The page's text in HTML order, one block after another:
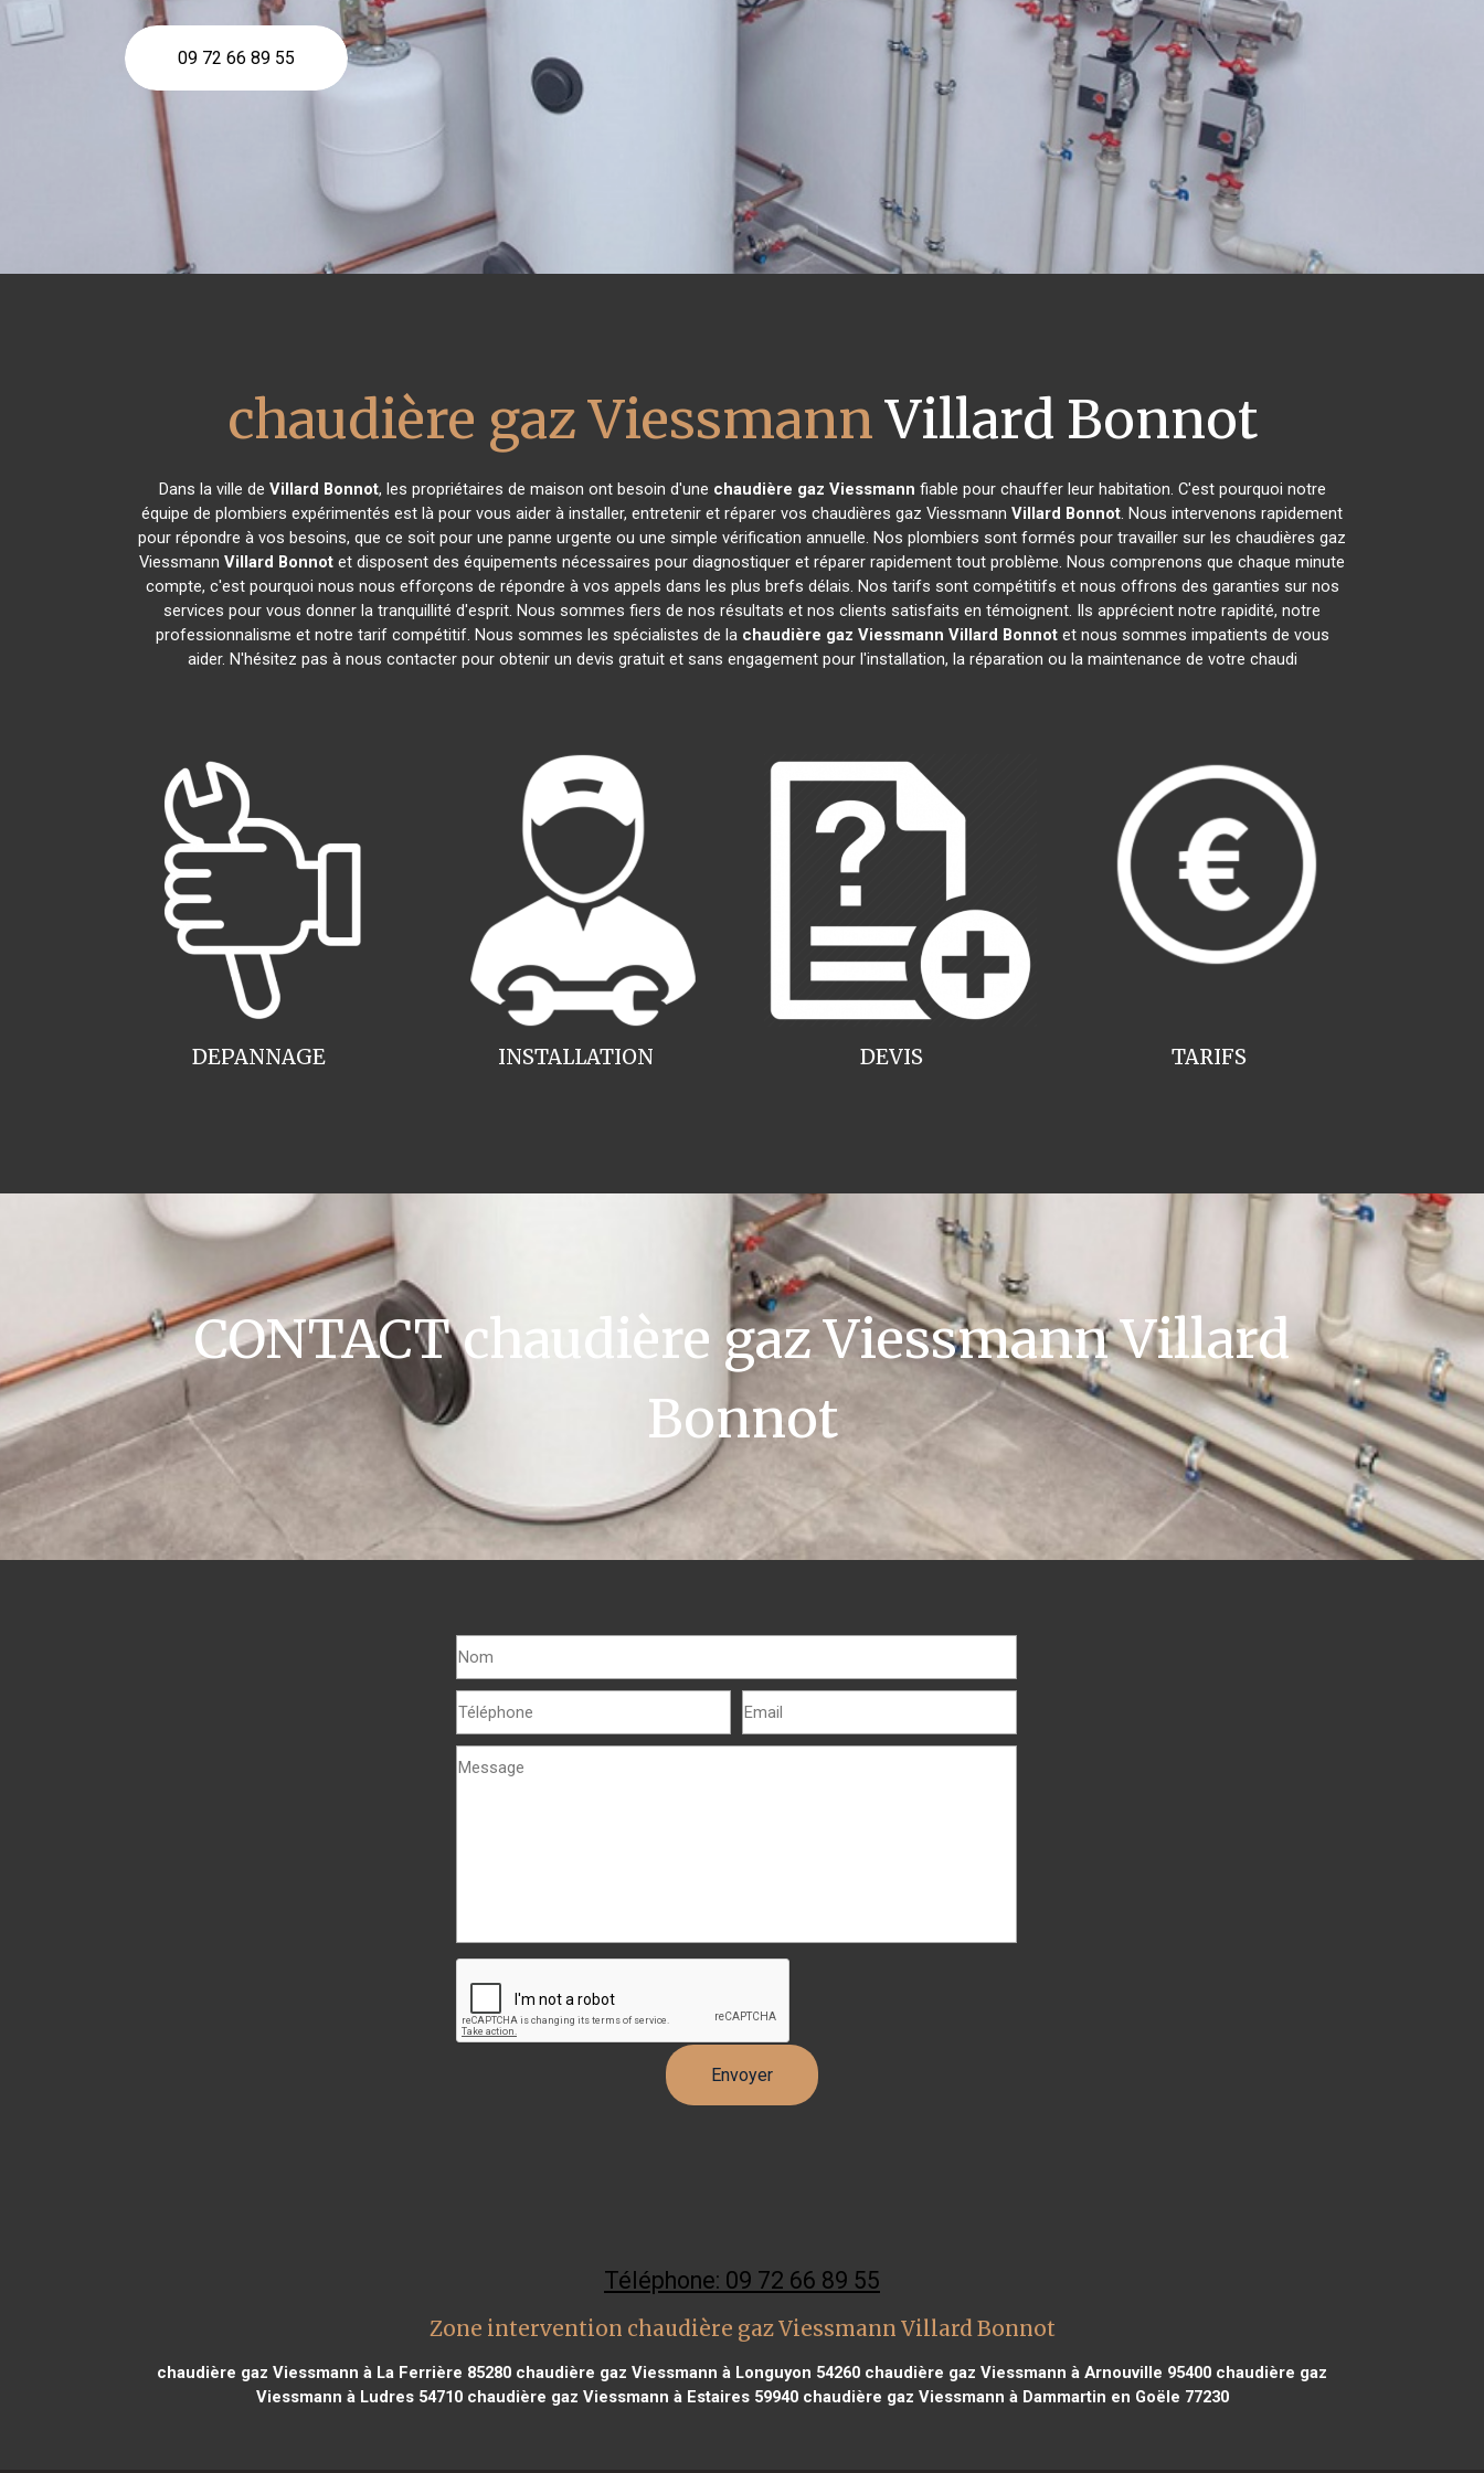
09 72 66 89 55
chaudière gaz ViessmannVillard Bonnot
Dans la ville de Villard Bonnot, les propriétaires de maison ont besoin d'une chaudière gaz Viessmann fiable pour chauffer leur habitation. C'est pourquoi notre
équipe de plombiers expérimentés est là pour vous aider à installer, entretenir et réparer vos chaudières gaz Viessmann Villard Bonnot. Nous intervenons rapidement
pour répondre à vos besoins, que ce soit pour une panne urgente ou une simple vérification annuelle. Nos plombiers sont formés pour travailler sur les chaudières gaz
Viessmann Villard Bonnot et disposent des équipements nécessaires pour diagnostiquer et réparer rapidement tout problème. Nous comprenons que chaque minute
compte, c'est pourquoi nous nous efforçons de répondre à vos appels dans les plus brefs délais. Nos tarifs sont compétitifs et nous offrons des garanties sur nos
services pour vous donner la tranquillité d'esprit. Nous sommes fiers de nos résultats et nos clients satisfaits en témoignent. Ils apprécient notre rapidité, notre
professionnalisme et notre tarif compétitif. Nous sommes les spécialistes de la chaudière gaz Viessmann Villard Bonnotet nous sommes impatients de vous
aider. N'hésitez pas à nous contacter pour obtenir un devis gratuit et sans engagement pour l'installation, la réparation ou la maintenance de votre chaudi
INSTALLATION
DEPANNAGE TARIFS
DEVIS
CONTACT chaudière gaz Viessmann Villard
Bonnot
Téléphone: 09 72 66 89 55
Zone intervention chaudière gaz Viessmann Villard Bonnot
chaudière gaz Viessmann à La Ferrière 85280 chaudière gaz Viessmann à Longuyon 54260 chaudière gaz Viessmann à Arnouville 95400 chaudière gaz
Viessmann à Ludres 54710chaudière gaz Viessmann à Estaires 59940chaudière gaz Viessmann à Dammartin en Goële 77230